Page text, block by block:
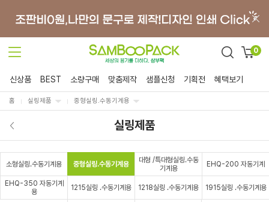
0
신상품 BEST 소량구매 맞춤제작 샘플신청 기획전 혜택보기
홈 실링제품 중형실링.수동기계용
실링제품
소형실링.수동기계용 중형실링.수동기계용
대형 /특대형실링.수동
기계용
EHQ-200 자동기계
EHQ-350 자동기계
용
1215실링 .수동기계용 1218실링 .수동기계용 1915실링 .수동기계용